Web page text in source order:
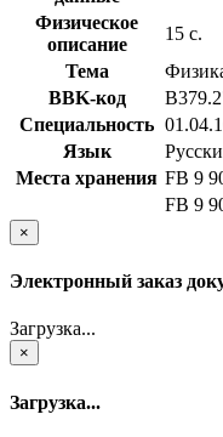
Физическое
описание
15 с.
Тема
BBK-код
Специальность
Язык
Места хранения FB 9
FB 9
×
Электронный заказ
Загрузка...
×
Загрузка...